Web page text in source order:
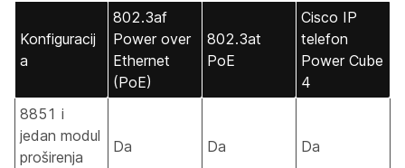
Konfiguracij
a
802.3af
Power over
Ethernet
(PoE)
802.3at
PoE
Cisco IP
telefon
Power Cube
4
8851 i
jedan modul
proširenja
Da Da Da